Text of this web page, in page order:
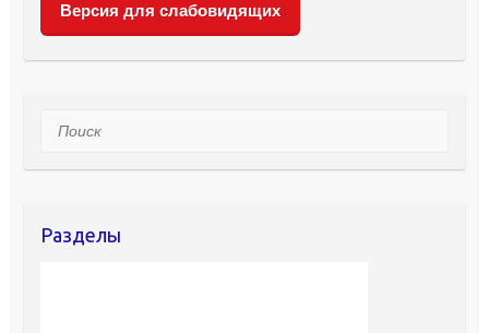
Версия для слабовидящих
Поиск
Разделы